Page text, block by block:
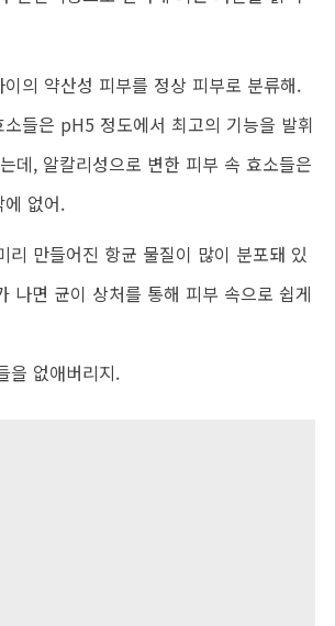
의 약산성 피부를 정상 피부로 분류해.
들은 pH5 정도에서 최고의 기능을 발휘
데, 알칼리성으로 변한 피부 속 효소들은
에 없어.
리 만들어진 항균 물질이 많이 분포돼 있
나면 균이 상처를 통해 피부 속으로 쉽게
을 없애버리지.